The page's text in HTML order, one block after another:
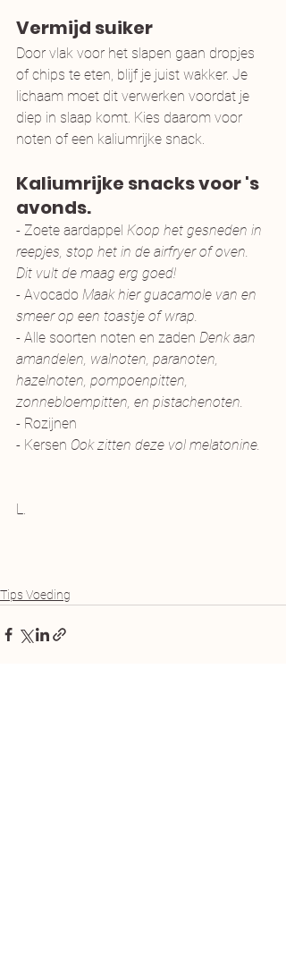
Vermijd suiker
Door vlak voor het slapen gaan dropjes
of chips te eten, blijf je juist wakker. Je
lichaam moet dit verwerken voordat je
diep in slaap komt. Kies daarom voor
noten of een kaliumrijke snack.
Kaliumrijke snacks voor 's
avonds.
- Zoete aardappel Koop het gesneden in
reepjes, stop het in de airfryer of oven.
Dit vult de maag erg goed!
- Avocado Maak hier guacamole van en
smeer op een toastje of wrap.
- Alle soorten noten en zaden Denk aan
amandelen, walnoten, paranoten,
hazelnoten, pompoenpitten,
zonnebloempitten, en pistachenoten.
- Rozijnen
- Kersen Ook zitten deze vol melatonine.
L.
Tips Voeding